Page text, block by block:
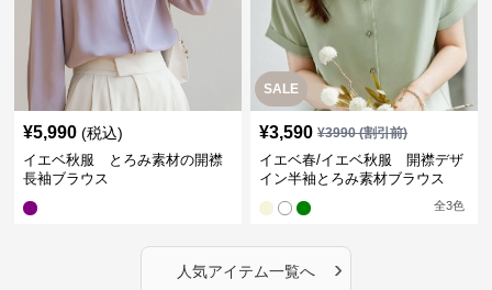
¥5,990 (税込)
イエベ秋服 とろみ素材の開襟
長袖ブラウス
SALE
¥3,590 ¥3990(割引前)
イエベ春/イエベ秋服 開襟デザ
イン半袖とろみ素材ブラウス
全3色
人気アイテム一覧へ ›